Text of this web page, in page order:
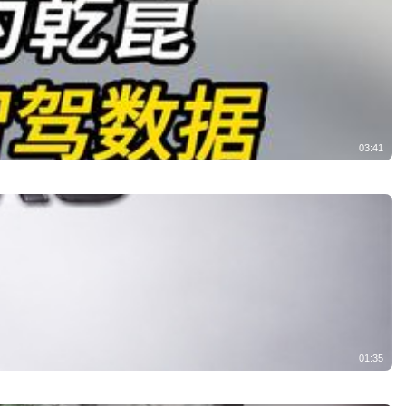
03:41
01:35